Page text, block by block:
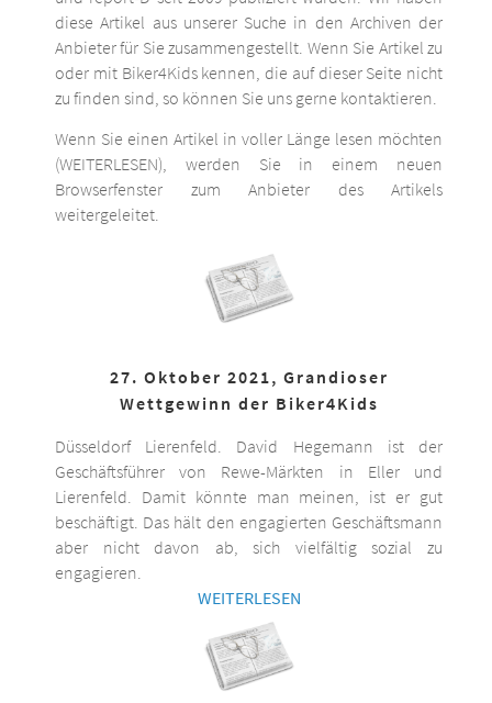
diese Artikel aus unserer Suche in den Archiven der
Anbieter für Sie zusammengestellt. Wenn Sie Artikel zu
oder mit Biker4Kids kennen, die auf dieser Seite nicht
zu finden sind, so können Sie uns gerne kontaktieren.
Wenn Sie einen Artikel in voller Länge lesen möchten
(WEITERLESEN), werden Sie in einem neuen
Browserfenster zum Anbieter des Artikels
weitergeleitet.
27. Oktober 2021, Grandioser
Wettgewinn der Biker4Kids
Düsseldorf Lierenfeld. David Hegemann ist der
Geschäftsführer von Rewe-Märkten in Eller und
Lierenfeld. Damit könnte man meinen, ist er gut
beschäftigt. Das hält den engagierten Geschäftsmann
aber nicht davon ab, sich vielfältig sozial zu
engagieren.
WEITERLESEN